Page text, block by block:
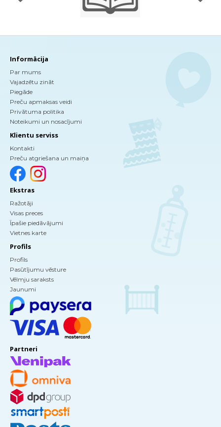
Informācija
Par mums
Vajadzētu zināt
Piegāde
Preču apmaksas veidi
Privātuma politika
Noteikumi un nosacījumi
Klientu serviss
Kontakti
Preču atgriešana un maiņa
Ekstras
Ražotāji
Visas preces
Īpašie piedāvājumi
Vietnes karte
Profils
Profils
Pasūtījumu vēsture
Vēlmju saraksts
Jaunumi
Partneri